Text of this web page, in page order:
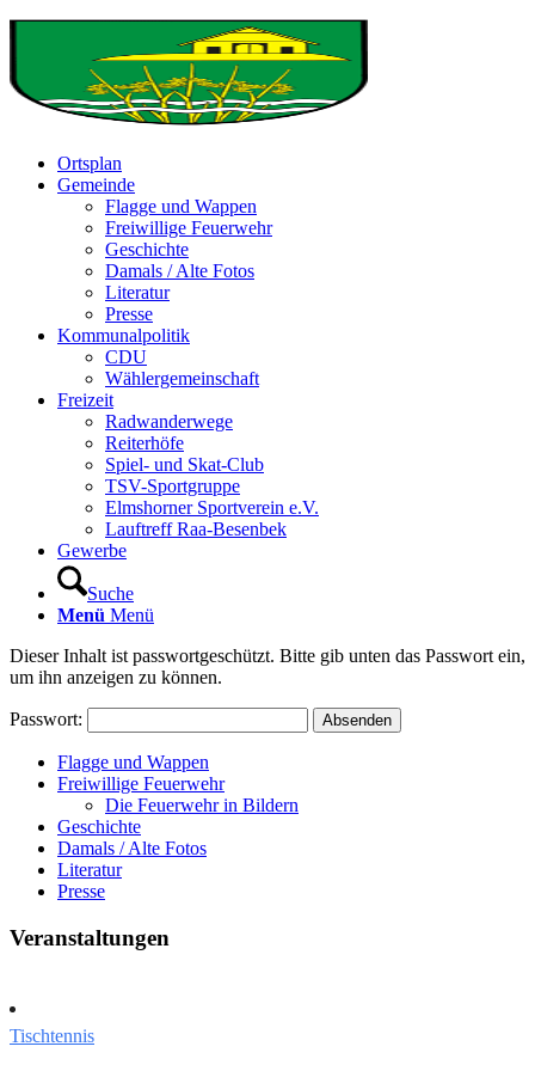
Ortsplan
Gemeinde
Flagge und Wappen
Freiwillige Feuerwehr
Geschichte
Damals / Alte Fotos
Literatur
Presse
Kommunalpolitik
CDU
Wählergemeinschaft
Freizeit
Radwanderwege
Reiterhöfe
Spiel- und Skat-Club
TSV-Sportgruppe
Elmshorner Sportverein e.V.
Lauftreff Raa-Besenbek
Gewerbe
Suche
Menü Menü
Dieser Inhalt ist passwortgeschützt. Bitte gib unten das Passwort ein,
um ihn anzeigen zu können.
Passwort:
Flagge und Wappen
Freiwillige Feuerwehr
Die Feuerwehr in Bildern
Geschichte
Damals / Alte Fotos
Literatur
Presse
Veranstaltungen
Tischtennis